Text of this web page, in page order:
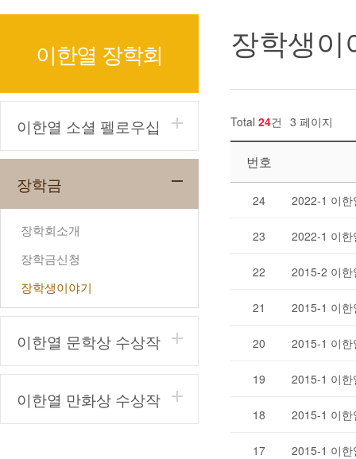
이한열 장학회
이한열 소셜 펠로우십
장학금
장학회소개
장학금신청
장학생이야기
이한열 문학상 수상작
이한열 만화상 수상작
장학생이
Total 24건 3 페이지
번호
24 2022-1 이
23 2022-1 이
22 2015-2 이한
21 2015-1 이한
20 2015-1 이한
19 2015-1 이한
18 2015-1 이한
17 2015-1 이한